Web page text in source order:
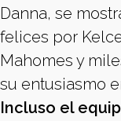
Danna, se
felices por
Mahomes y
su entusiasmo
Incluso el